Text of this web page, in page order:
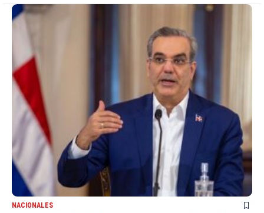
NACIONALES